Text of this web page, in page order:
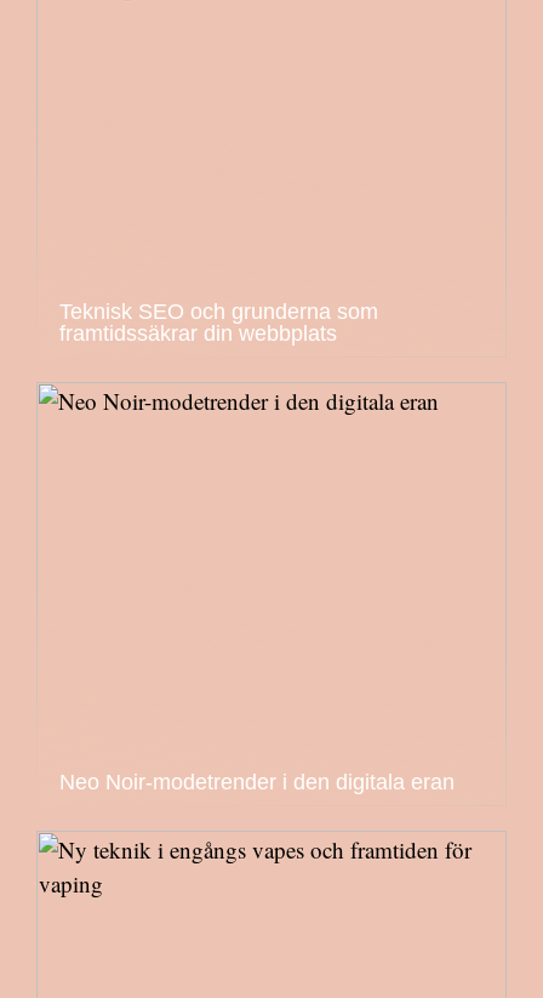
Teknisk SEO och grunderna som
framtidssäkrar din webbplats
Neo Noir-modetrender i den digitala eran